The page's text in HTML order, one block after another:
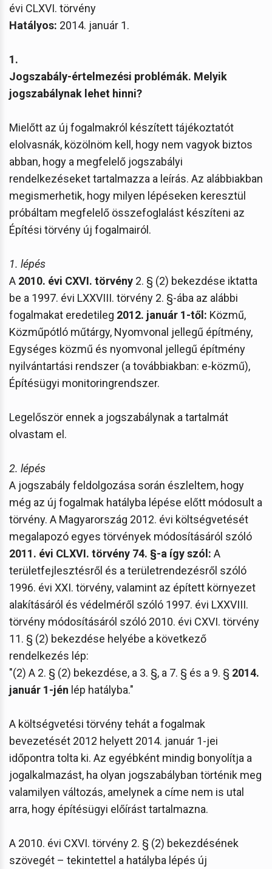
évi CLXVI. törvény
Hatályos: 2014. január 1.
1.
Jogszabály-értelmezési problémák. Melyik
jogszabálynak lehet hinni?
Mielőtt az új fogalmakról készített tájékoztatót
elolvasnák, közölnöm kell, hogy nem vagyok biztos
abban, hogy a megfelelő jogszabályi
rendelkezéseket tartalmazza a leírás. Az alábbiakban
megismerhetik, hogy milyen lépéseken keresztül
próbáltam megfelelő összefoglalást készíteni az
Építési törvény új fogalmairól.
1. lépés
A 2010. évi CXVI. törvény 2. § (2) bekezdése iktatta
be a 1997. évi LXXVIII. törvény 2. §-ába az alábbi
fogalmakat eredetileg 2012. január 1-től: Közmű,
Közműpótló műtárgy, Nyomvonal jellegű építmény,
Egységes közmű és nyomvonal jellegű építmény
nyilvántartási rendszer (a továbbiakban: e-közmű),
Építésügyi monitoringrendszer.
Legelőször ennek a jogszabálynak a tartalmát
olvastam el.
2. lépés
A jogszabály feldolgozása során észleltem, hogy
még az új fogalmak hatályba lépése előtt módosult a
törvény. A Magyarország 2012. évi költségvetését
megalapozó egyes törvények módosításáról szóló
2011. évi CLXVI. törvény 74. §-a így szól: A
területfejlesztésről és a területrendezésről szóló
1996. évi XXI. törvény, valamint az épített környezet
alakításáról és védelméről szóló 1997. évi LXXVIII.
törvény módosításáról szóló 2010. évi CXVI. törvény
11. § (2) bekezdése helyébe a következő
rendelkezés lép:
"(2) A 2. § (2) bekezdése, a 3. §, a 7. § és a 9. § 2014.
január 1-jén lép hatályba."
A költségvetési törvény tehát a fogalmak
bevezetését 2012 helyett 2014. január 1-jei
időpontra tolta ki. Az egyébként mindig bonyolítja a
jogalkalmazást, ha olyan jogszabályban történik meg
valamilyen változás, amelynek a címe nem is utal
arra, hogy építésügyi előírást tartalmazna.
A 2010. évi CXVI. törvény 2. § (2) bekezdésének
szövegét – tekintettel a hatályba lépés új